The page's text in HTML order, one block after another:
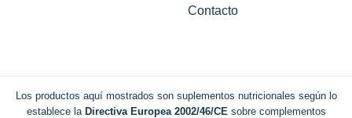
Contacto
Los productos aquí mostrados son suplementos nutricionales según lo
establece la Directiva Europea 2002/46/CE sobre complementos